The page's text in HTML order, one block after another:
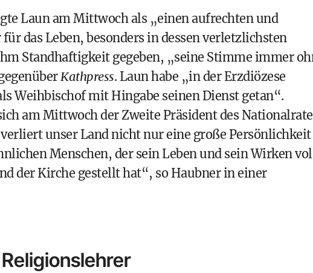
Laun am Mittwoch als „einen aufrechten und
das Leben, besonders in dessen verletzlichsten
Standhaftigkeit gegeben, „seine Stimme immer
Kathpress. Laun habe „in der Erzdiözese
Weihbischof mit Hingabe seinen Dienst getan“.
am Mittwoch der Zweite Präsident des
unser Land nicht nur eine große Persönlichkeit
Menschen, der sein Leben und sein Wirken
der Kirche gestellt hat“, so Haubner in einer